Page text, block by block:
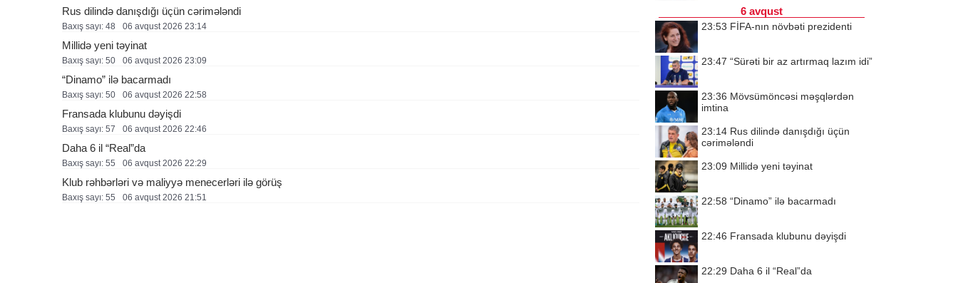
Rus dilində danışdığı üçün cərimələndi
Baxış sayı: 48 06 avqust 2026 23:14
Millidə yeni təyinat
Baxış sayı: 50 06 avqust 2026 23:09
“Dinamo” ilə bacarmadı
Baxış sayı: 50 06 avqust 2026 22:58
Fransada klubunu dəyişdi
Baxış sayı: 57 06 avqust 2026 22:46
Daha 6 il “Real”da
Baxış sayı: 55 06 avqust 2026 22:29
Klub rəhbərləri və maliyyə menecerləri ilə görüş
Baxış sayı: 55 06 avqust 2026 21:51
6 avqust
23:53 FİFA-nın növbəti prezidenti
23:47 “Sürəti bir az artırmaq lazım idi”
23:36 Mövsümöncəsi məşqlərdən
imtina
23:14 Rus dilində danışdığı üçün
cərimələndi
23:09 Millidə yeni təyinat
22:58 “Dinamo” ilə bacarmadı
22:46 Fransada klubunu dəyişdi
22:29 Daha 6 il “Real”da